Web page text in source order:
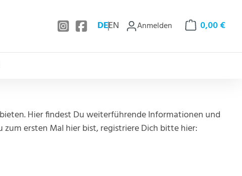
DEEN Anmelden 0,00 €
Warenkorb
Hier findest Du weiterführende Informationen und
ersten Mal hier bist, registriere Dich bitte hier: